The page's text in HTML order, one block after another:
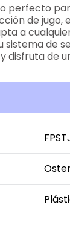
perfecto
de
a
de
de